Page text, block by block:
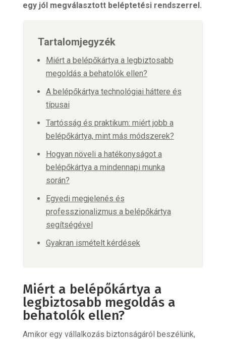
egy jól megválasztott beléptetési rendszerrel.
Tartalomjegyzék
Miért a belépőkártya a legbiztosabb
megoldás a behatolók ellen?
A belépőkártya technológiai háttere és
típusai
Tartósság és praktikum: miért jobb a
belépőkártya, mint más módszerek?
Hogyan növeli a hatékonyságot a
belépőkártya a mindennapi munka
során?
Egyedi megjelenés és
professzionalizmus a belépőkártya
segítségével
Gyakran ismételt kérdések
Miért a belépőkártya a
legbiztosabb megoldás a
behatolók ellen?
Amikor egy vállalkozás biztonságáról beszélünk,